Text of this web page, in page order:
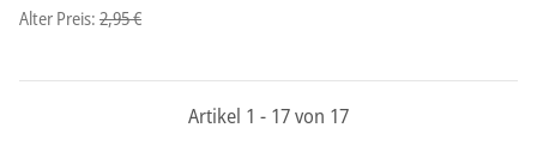
Alter Preis: 2,95 €
Artikel 1 - 17 von 17